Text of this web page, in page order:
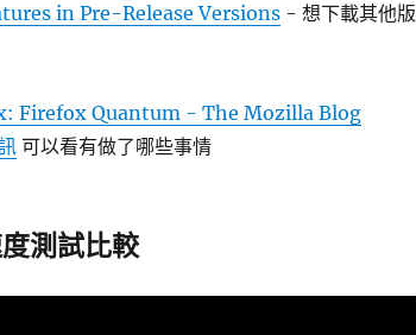
in Pre-Release Versions- 想下載其他版
Firefox Quantum - The Mozilla Blog
可以看有做了哪些事情
測試比較